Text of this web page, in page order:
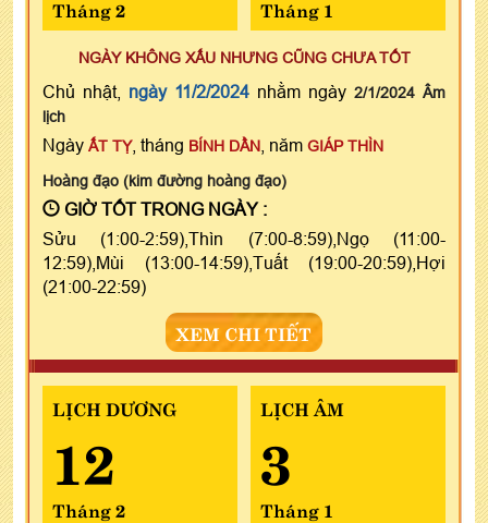
Tháng 2 Tháng 1
NGÀY KHÔNG XẤU NHƯNG CŨNG CHƯA TỐT
Chủ nhật, ngày 11/2/2024 nhằm ngày 2/1/2024 Âm
lịch
Ngày ẤT TỴ, tháng BÍNH DẦN , năm GIÁP THÌN
Hoàng đạo (kim đường hoàng đạo)
GIỜ TỐT TRONG NGÀY :
Sửu (1:00-2:59),Thìn (7:00-8:59),Ngọ (11:00-
12:59),Mùi (13:00-14:59),Tuất (19:00-20:59),Hợi
(21:00-22:59)
XEM CHI TIẾT
LỊCH DƯƠNG
12
Tháng 2
LỊCH ÂM
3
Tháng 1